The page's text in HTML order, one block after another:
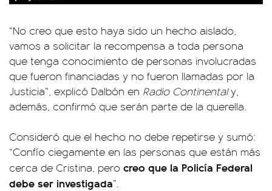
“No creo que esto haya sido un hecho aislado,
vamos a solicitar la recompensa a toda persona
que tenga conocimiento de personas involucradas
que fueron financiadas y no fueron llamadas por la
Justicia”, explicó Dalbón en Radio Continentaly,
además, confirmó que serán parte de la querella.
Consideró que el hecho no debe repetirse y sumó:
“Confío ciegamente en las personas que están más
cerca de Cristina, pero creo que la Policía Federal
debe ser investigada”.